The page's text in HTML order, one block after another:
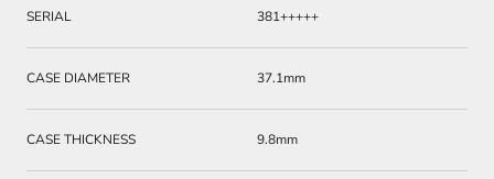
SERIAL 381+++++
CASE DIAMETER 37.1mm
CASE THICKNESS 9.8mm